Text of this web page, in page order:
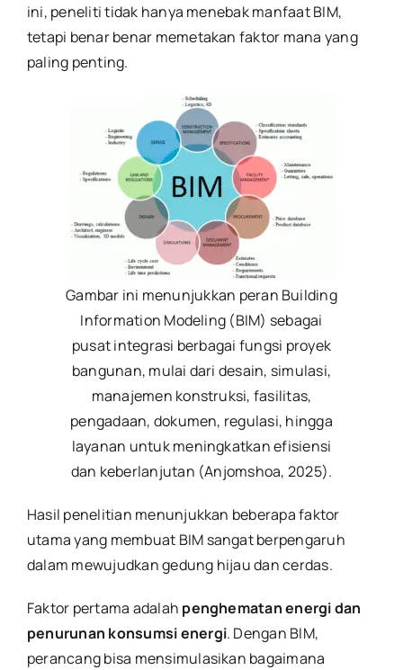
ini, peneliti tidak hanya menebak manfaat BIM,
tetapi benar benar memetakan faktor mana yang
paling penting.
Gambar ini menunjukkan peran Building
Information Modeling (BIM) sebagai
pusat integrasi berbagai fungsi proyek
bangunan, mulai dari desain, simulasi,
manajemen konstruksi, fasilitas,
pengadaan, dokumen, regulasi, hingga
layanan untuk meningkatkan efisiensi
dan keberlanjutan (Anjomshoa, 2025).
Hasil penelitian menunjukkan beberapa faktor
utama yang membuat BIM sangat berpengaruh
dalam mewujudkan gedung hijau dan cerdas.
Faktor pertama adalah penghematan energi dan
penurunan konsumsi energi. Dengan BIM,
perancang bisa mensimulasikan bagaimana